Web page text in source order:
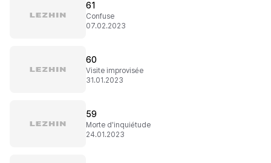
61
Confuse
07.02.2023
60
Visite improvisée
31.01.2023
59
Morte d'inquiétude
24.01.2023